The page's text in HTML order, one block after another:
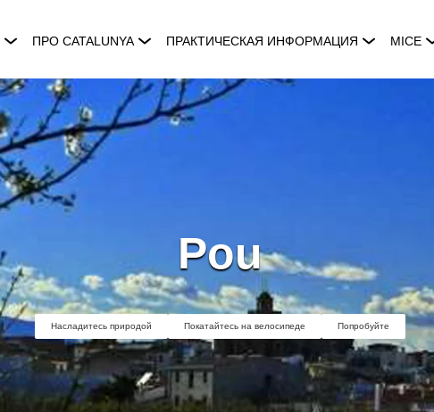
ПРО CATALUNYA ПРАКТИЧЕСКАЯ ИНФОРМАЦИЯ MICE
Pou
Насладитесь природой Покатайтесь на велосипеде Попробуйте